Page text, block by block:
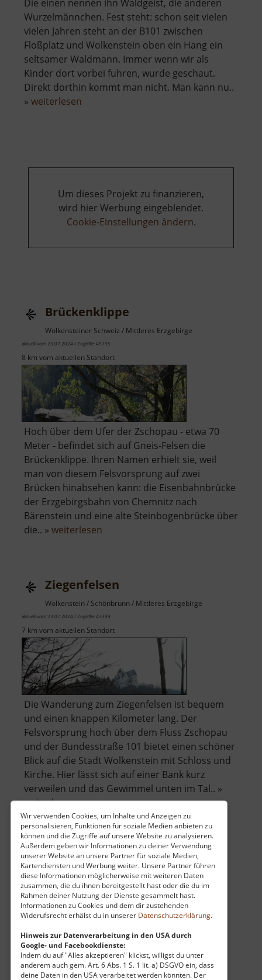
Wir verwenden Cookies, um Inhalte und Anzeigen zu
personalisieren, Funktionen für soziale Medien anbieten zu
können und die Zugriffe auf unsere Website zu analysieren.
Außerdem geben wir Informationen zu deiner Verwendung
unserer Website an unsere Partner für soziale Medien,
Kartendiensten und Werbung weiter. Unsere Partner führen
diese Informationen möglicherweise mit weiteren Daten
zusammen, die du ihnen bereitgestellt hast oder die du im
Rahmen deiner Nutzung der Dienste gesammelt hast.
Informationen zu Cookies und dem dir zustehenden
Widerufsrecht erhälst du in unserer Datenschutzerklärung.
Hinweis zur Datenverarbeitung in den USA durch
Google- und Facebookdienste:
Indem du auf "Alles akzeptieren" klickst, willigst du unter
anderem auch gem. Art. 6 Abs. 1 S. 1 lit. a) DSGVO ein, dass
deine Daten in den USA verarbeitet werden könnten. Der
Die einen nennen ihn Waldgeist, die anderen
Wurzelmännchen. Fest steht: schon seit vielen
vielen Jahren steht an der B101 zwischen
Floßplatz und Wolkenstein oben ein Hang ein
seltsamer Waldmann. Immer wenn wir als
Kinder dort vorbei fuhren, wurde geschaut.
Direkt dorthin kommt man nicht. Man kann nu..
» weiterlesen
Um dieses Projekt zu finanzieren,
wird hier Werbung eingeblendet.
Cookie-Einstellungen ändern.
Brückenklippe
Wolkensteiner Schweiz / Mittleres Erzgebirge
aktuell vom 23.07.2024 / Zugriffe: 45795
8 km vom aktuellen Standort
Hoch über dem Ufer der Zschopau - etwa 70
Meter - befindet sich auf Gneis-Felsen die
Brückenklippe. Ihren Namen erhielt sie, weil
man von diesem Felsvorsprung auf zwei
Brücken hinabsehen kann: die Eisenbahnbrücke
der Erzgebirgsbahn von Chemnitz nach
Bärenstein und eine alte Steinbogenbrücke über
die.. » weiterlesen
Ziegenfelsen
Wolkenstein / Schönbrunn / Mittleres Erzgebirge
aktuell vom 23.07.2024 / Zugriffe: 43399
7 km vom aktuellen Standort
Die Wanderung zum Ziegenfelsen ist bequem
und einen knappen Kilometer lang. Der
Felsvorsprung hoch über dem Fluss Zschopau
und der Bundesstraße 101 bietet einen schöner
Blick auf die Stadt Wolkenstein mit Schloss und
Kirche. Hier lässt sich auf einer Bank kurz
verweilen und das Gewimmel unten im Tal.. »
weiterlesenüber
Ziegenfelsen
Anton-Günther-Höhe
Wolkenstein / Mittleres Erzgebirge
aktuell vom 23.07.2024 / Zugriffe: 23224
8 km vom aktuellen Standort
Von dieser Höhe mit Bänken und Spielplatz